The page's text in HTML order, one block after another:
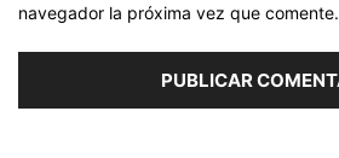
navegador la próxima vez que comente.